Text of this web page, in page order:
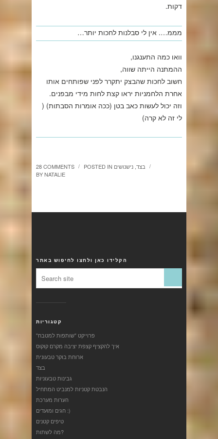
דקות.
מממ…. אין לי סבלנות לחכות יותר…
וואו כמה התענגנו,
ההמתנה הייתה שווה,
חשוב לחכות שהבצק יתקרר לפני שפותחים אותו
אחרת הלחמניות יראו קצת לחות מידי מבפנים.
וזה יכול לעשות כאב בטן (ככה אומרות הסבתות) (
לי זה לא קרה)
28 COMMENTS / POSTED IN בצד נישנושים /
BYNATALIE
הקלידו כאן ולחצו לחיפוש באתר
קטגוריות
"פרוייקט "שותפות למטבח
איך להקציף קצפת יציבה מקרם קוקוס
ארוחת בוקר טבעונית
בצד
גבינות טבעוניות
הנבטת קטניות למנביט המתחיל
הערות מערכת
חגים ומועדים :)
טיפים קטנים
מה לשתות?